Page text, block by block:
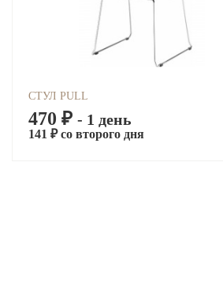
СТУЛ PULL
470 ₽ - 1 день
141 ₽ со второго дня